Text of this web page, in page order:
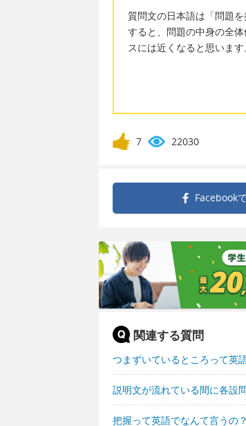
質問文の日本語は「問題
すると、問題の中身の全
スには近くなると思います
7 22030
Facebook
関連する質問
つまずいているところって英
説明文が流れている間に各設
把握って英語でなんて言うの？